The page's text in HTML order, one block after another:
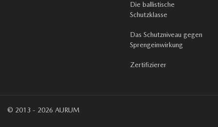
Die ballistische
Schutzklasse
Das Schutzniveau gegen
Sprengeinwirkung
Zertifizierer
© 2013 - 2026 AURUM